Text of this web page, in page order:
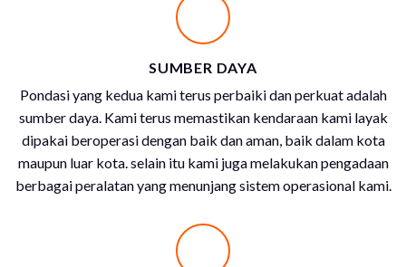
SUMBER DAYA
Pondasi yang kedua kami terus perbaiki dan perkuat adalah
sumber daya. Kami terus memastikan kendaraan kami layak
dipakai beroperasi dengan baik dan aman, baik dalam kota
maupun luar kota. selain itu kami juga melakukan pengadaan
berbagai peralatan yang menunjang sistem operasional kami.